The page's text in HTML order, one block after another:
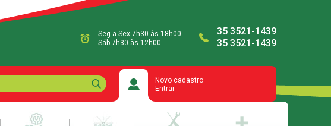
Seg a Sex 7h30 às 18h00
Sáb 7h30 às 12h00
35 3521-1439
35 3521-1439
Novo cadastro
Entrar